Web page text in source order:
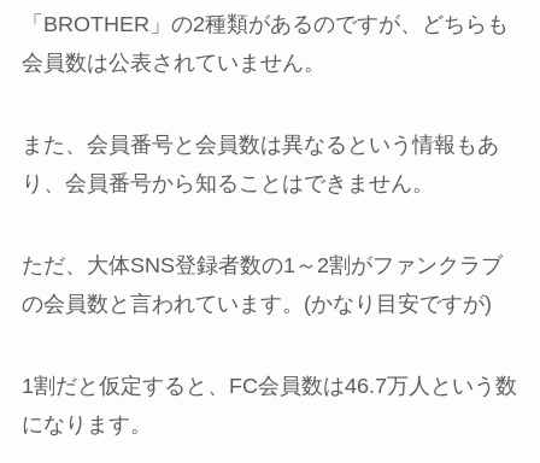
「BROTHER」の2種類があるのですが、どちらも
会員数は公表されていません。
また、会員番号と会員数は異なるという情報もあ
り、会員番号から知ることはできません。
ただ、大体SNS登録者数の1～2割がファンクラブ
の会員数と言われています。(かなり目安ですが)
1割だと仮定すると、FC会員数は46.7万人という数
になります。